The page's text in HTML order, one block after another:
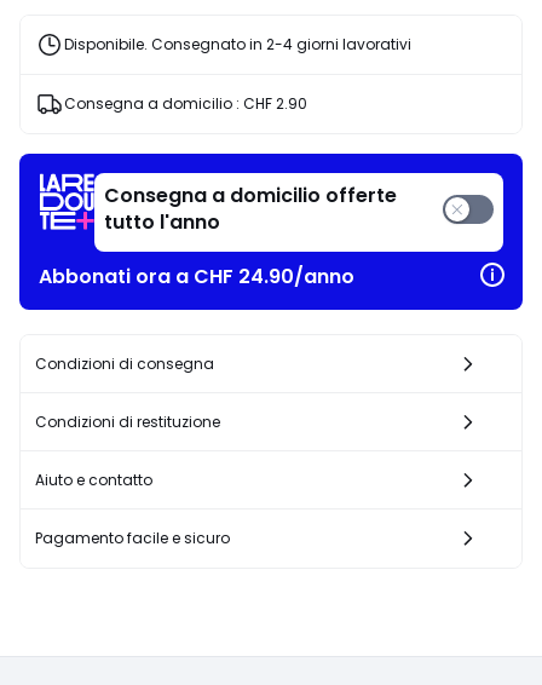
riduzione
applicata.
Disponibile. Consegnato in 2-4 giorni lavorativi
Consegna a domicilio : CHF 2.90
Consegna a domicilio offerte
tutto l'anno
Abbonati ora a CHF 24.90/anno
Condizioni di consegna
Condizioni di restituzione
Aiuto e contatto
Pagamento facile e sicuro